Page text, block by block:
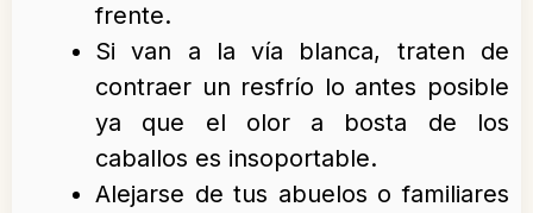
frente.
Si van a la vía blanca, traten de
contraer un resfrío lo antes posible
ya que el olor a bosta de los
caballos es insoportable.
Alejarse de tus abuelos o familiares